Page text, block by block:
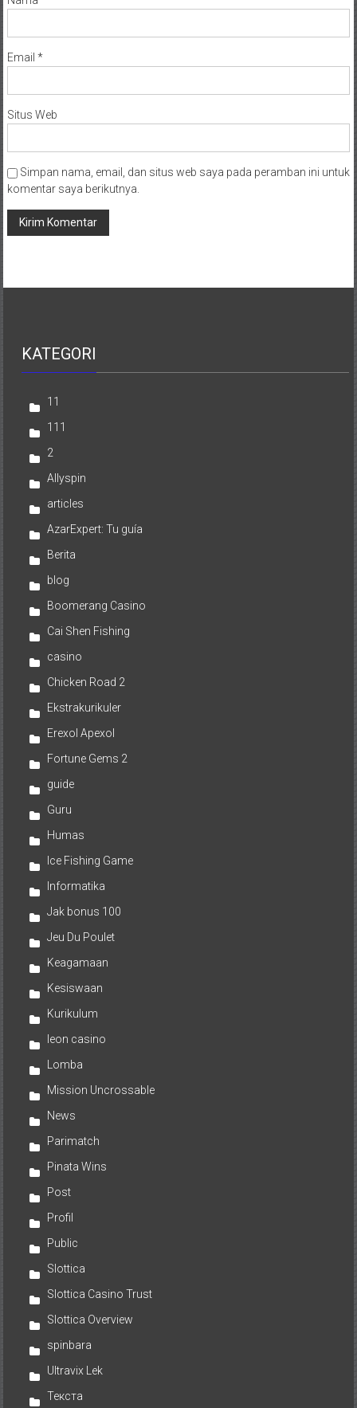
Email *
Situs Web
Simpan nama, email, dan situs web saya pada peramban ini untuk
komentar saya berikutnya.
KATEGORI
11
111
2
Allyspin
articles
AzarExpert: Tu guía
Berita
blog
Boomerang Casino
Cai Shen Fishing
casino
Chicken Road 2
Ekstrakurikuler
Erexol Apexol
Fortune Gems 2
guide
Guru
Humas
Ice Fishing Game
Informatika
Jak bonus 100
Jeu Du Poulet
Keagamaan
Kesiswaan
Kurikulum
leon casino
Lomba
Mission Uncrossable
News
Parimatch
Pinata Wins
Post
Profil
Public
Slottica
Slottica Casino Trust
Slottica Overview
spinbara
Ultravix Lek
Текста